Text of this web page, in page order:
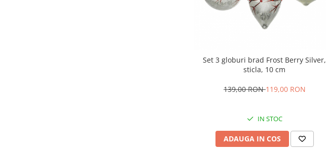
Set 3 globuri brad Frost Berry Silver,
sticla, 10 cm
139,00 RON119,00 RON
IN STOC
ADAUGA IN COS